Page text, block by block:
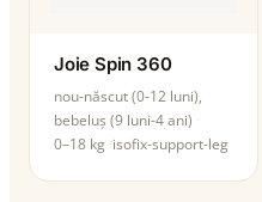
Joie Spin 360
nou-născut (0-12 luni),
bebeluș (9 luni-4 ani)
0–18 kg isofix-support-leg